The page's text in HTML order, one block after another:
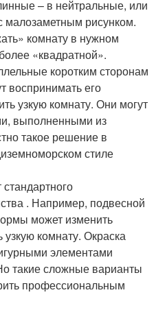
– в нейтральные, или
малозаметным рисунком.
комнату в нужном
«квадратной».
коротким сторонам
воспринимать его
узкую комнату. Они могут
выполненными из
такое решение в
стиле
. Например, подвесной
может изменить
комнату. Окраска
элементами
такие сложные варианты
профессиональным